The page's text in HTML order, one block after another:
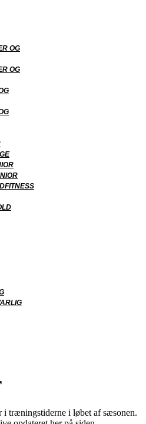
OG
OG
træningstiderne i løbet af sæsonen.